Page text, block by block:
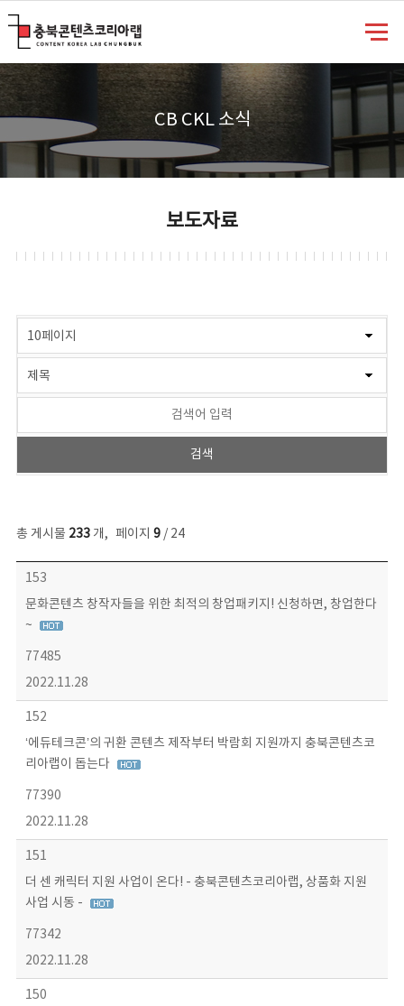
CB CKL 소식
보도자료
총 게시물 233개, 페이지 9/ 24
보도자료 목록 - 번호, 제목, 작성자, 파일, 조회수, 작성일 정보 제공
153
문화콘텐츠 창작자들을 위한 최적의 창업패키지! 신청하면, 창업한다
~
77485
2022.11.28
152
‘에듀테크콘’의 귀환 콘텐츠 제작부터 박람회 지원까지 충북콘텐츠코
리아랩이 돕는다
77390
2022.11.28
151
더 센 캐릭터 지원 사업이 온다! - 충북콘텐츠코리아랩, 상품화 지원
사업 시동 -
77342
2022.11.28
150